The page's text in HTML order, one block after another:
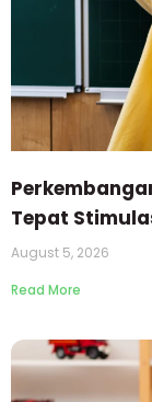
Tepat
August 5, 2026
Read More